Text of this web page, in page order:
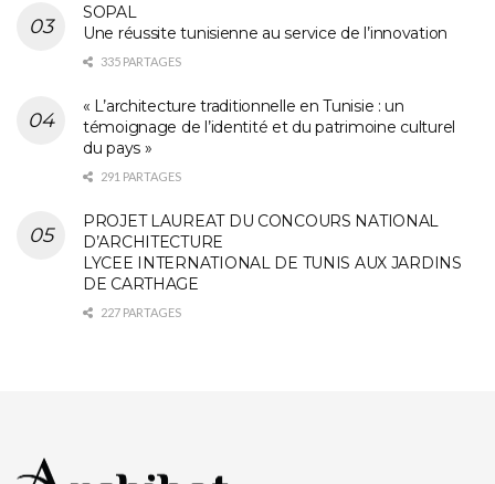
SOPAL
Une réussite tunisienne au service de l’innovation
335 PARTAGES
« L’architecture traditionnelle en Tunisie : un
témoignage de l’identité et du patrimoine culturel
du pays »
291 PARTAGES
PROJET LAUREAT DU CONCOURS NATIONAL
D’ARCHITECTURE
LYCEE INTERNATIONAL DE TUNIS AUX JARDINS
DE CARTHAGE
227 PARTAGES